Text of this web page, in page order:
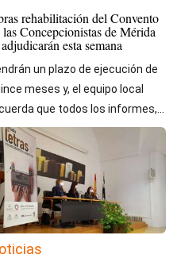
rehabilitación del Convento
las Concepcionistas de Mérida
esta semana
un plazo de ejecución de
meses y, el equipo local
que todos los informes,...